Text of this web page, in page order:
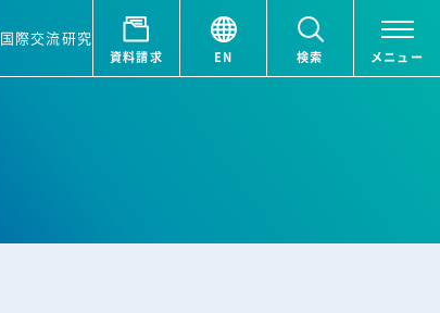
際交流研究
資料請求 EN 検索 メニュー